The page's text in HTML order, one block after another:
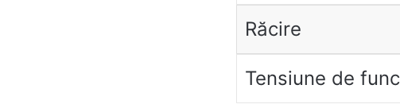
Răcire
Tensiune de